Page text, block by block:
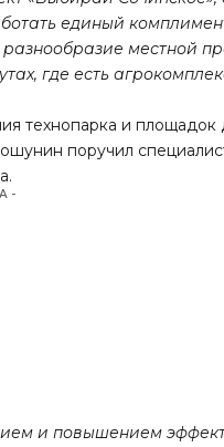
единый
местной
где есть
технопарка и
поручил
-
и повышением